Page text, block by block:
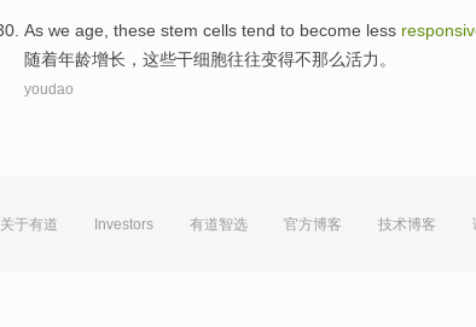
As we age these stem cells tend to become less
随着年龄增长， 这些干细胞往往变得不那么活力 。
youdao
关于有道 Investors 有道智选 官方博客 技术博客